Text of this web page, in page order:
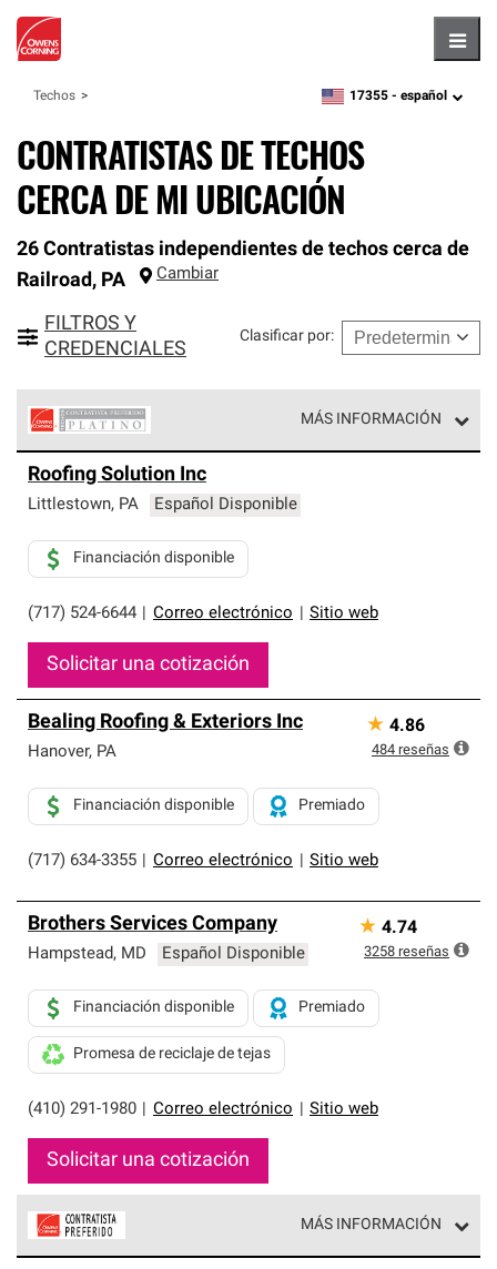
Techos zipcode,language
17355 - español
CONTRATISTAS DE TECHOS
CERCA DE MI UBICACIÓN
26 Contratistas independientes de techos cerca de
Railroad, PA Cambiar
FILTROS Y
CREDENCIALES
Clasificar por:
MÁS INFORMACIÓN
Corning constituyen el nivel superior de nuestra red
exclusiva y cumplen con estándares estrictos de
Solo ellos pueden ofrecer nuestra mejor garantía de
sistemas de techos.
Roofing Solution Inc
Littlestown, PA Español Disponible
(717) 524-6644 Correo electrónico Sitio web
Financiación disponible
Solicitar una cotización
Bealing Roofing & Exteriors Inc
Hanover, PA
(717) 634-3355 Correo electrónico Sitio web
Financiación disponible Premiado
★ 4.86
484 reseñas
Brothers Services Company
Hampstead, MD Español Disponible
(410) 291-1980 Correo electrónico Sitio web
Financiación disponible Premiado
Promesa de reciclaje de tejas
Solicitar una cotización
★ 4.74
3258 reseñas
MÁS INFORMACIÓN